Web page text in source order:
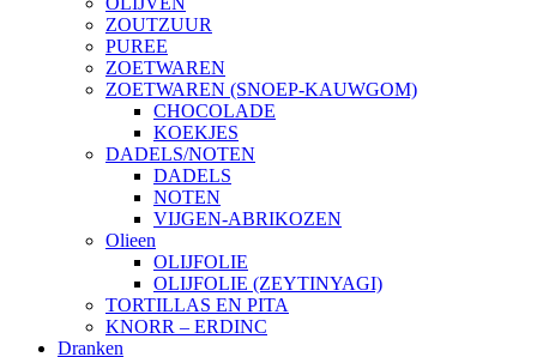
ZOUTZUUR
PUREE
ZOETWAREN
ZOETWAREN (SNOEP-KAUWGOM)
CHOCOLADE
KOEKJES
DADELS/NOTEN
DADELS
NOTEN
VIJGEN-ABRIKOZEN
Olieen
OLIJFOLIE
OLIJFOLIE (ZEYTINYAGI)
TORTILLAS EN PITA
KNORR – ERDINC
Dranken